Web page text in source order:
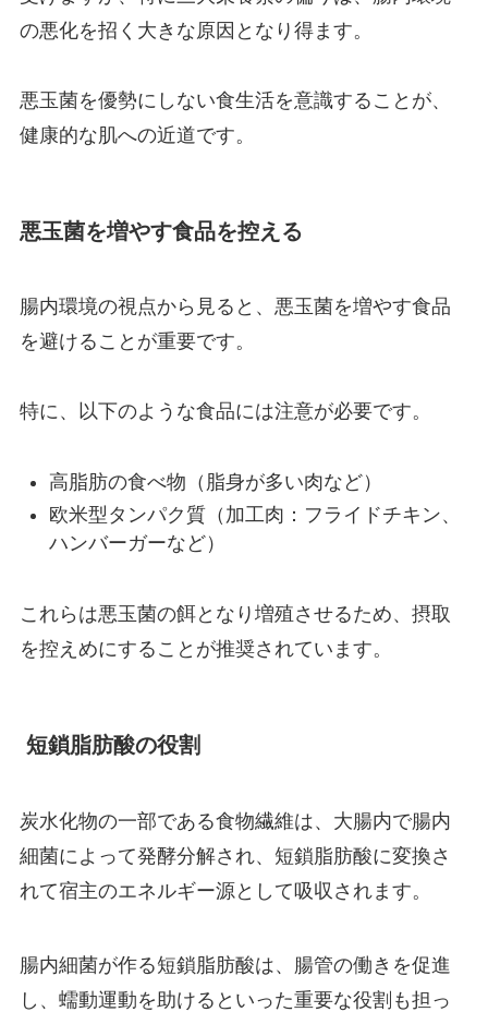
の悪化を招く大きな原因となり得ます。
悪玉菌を優勢にしない食生活を意識することが、
健康的な肌への近道です。
悪玉菌を増やす食品を控える
腸内環境の視点から見ると、悪玉菌を増やす食品
を避けることが重要です。
特に、以下のような食品には注意が必要です。
高脂肪の食べ物（脂身が多い肉など）
欧米型タンパク質（加工肉：フライドチキン、
ハンバーガーなど）
これらは悪玉菌の餌となり増殖させるため、摂取
を控えめにすることが推奨されています。
短鎖脂肪酸の役割
炭水化物の一部である食物繊維は、大腸内で腸内
細菌によって発酵分解され、短鎖脂肪酸に変換さ
れて宿主のエネルギー源として吸収されます。
腸内細菌が作る短鎖脂肪酸は、腸管の働きを促進
し、蠕動運動を助けるといった重要な役割も担っ